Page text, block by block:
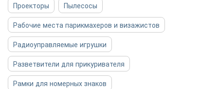
Проекторы
Пылесосы
Рабочие места парикмахеров и визажистов
Радиоуправляемые игрушки
Разветвители для прикуривателя
Рамки для номерных знаков